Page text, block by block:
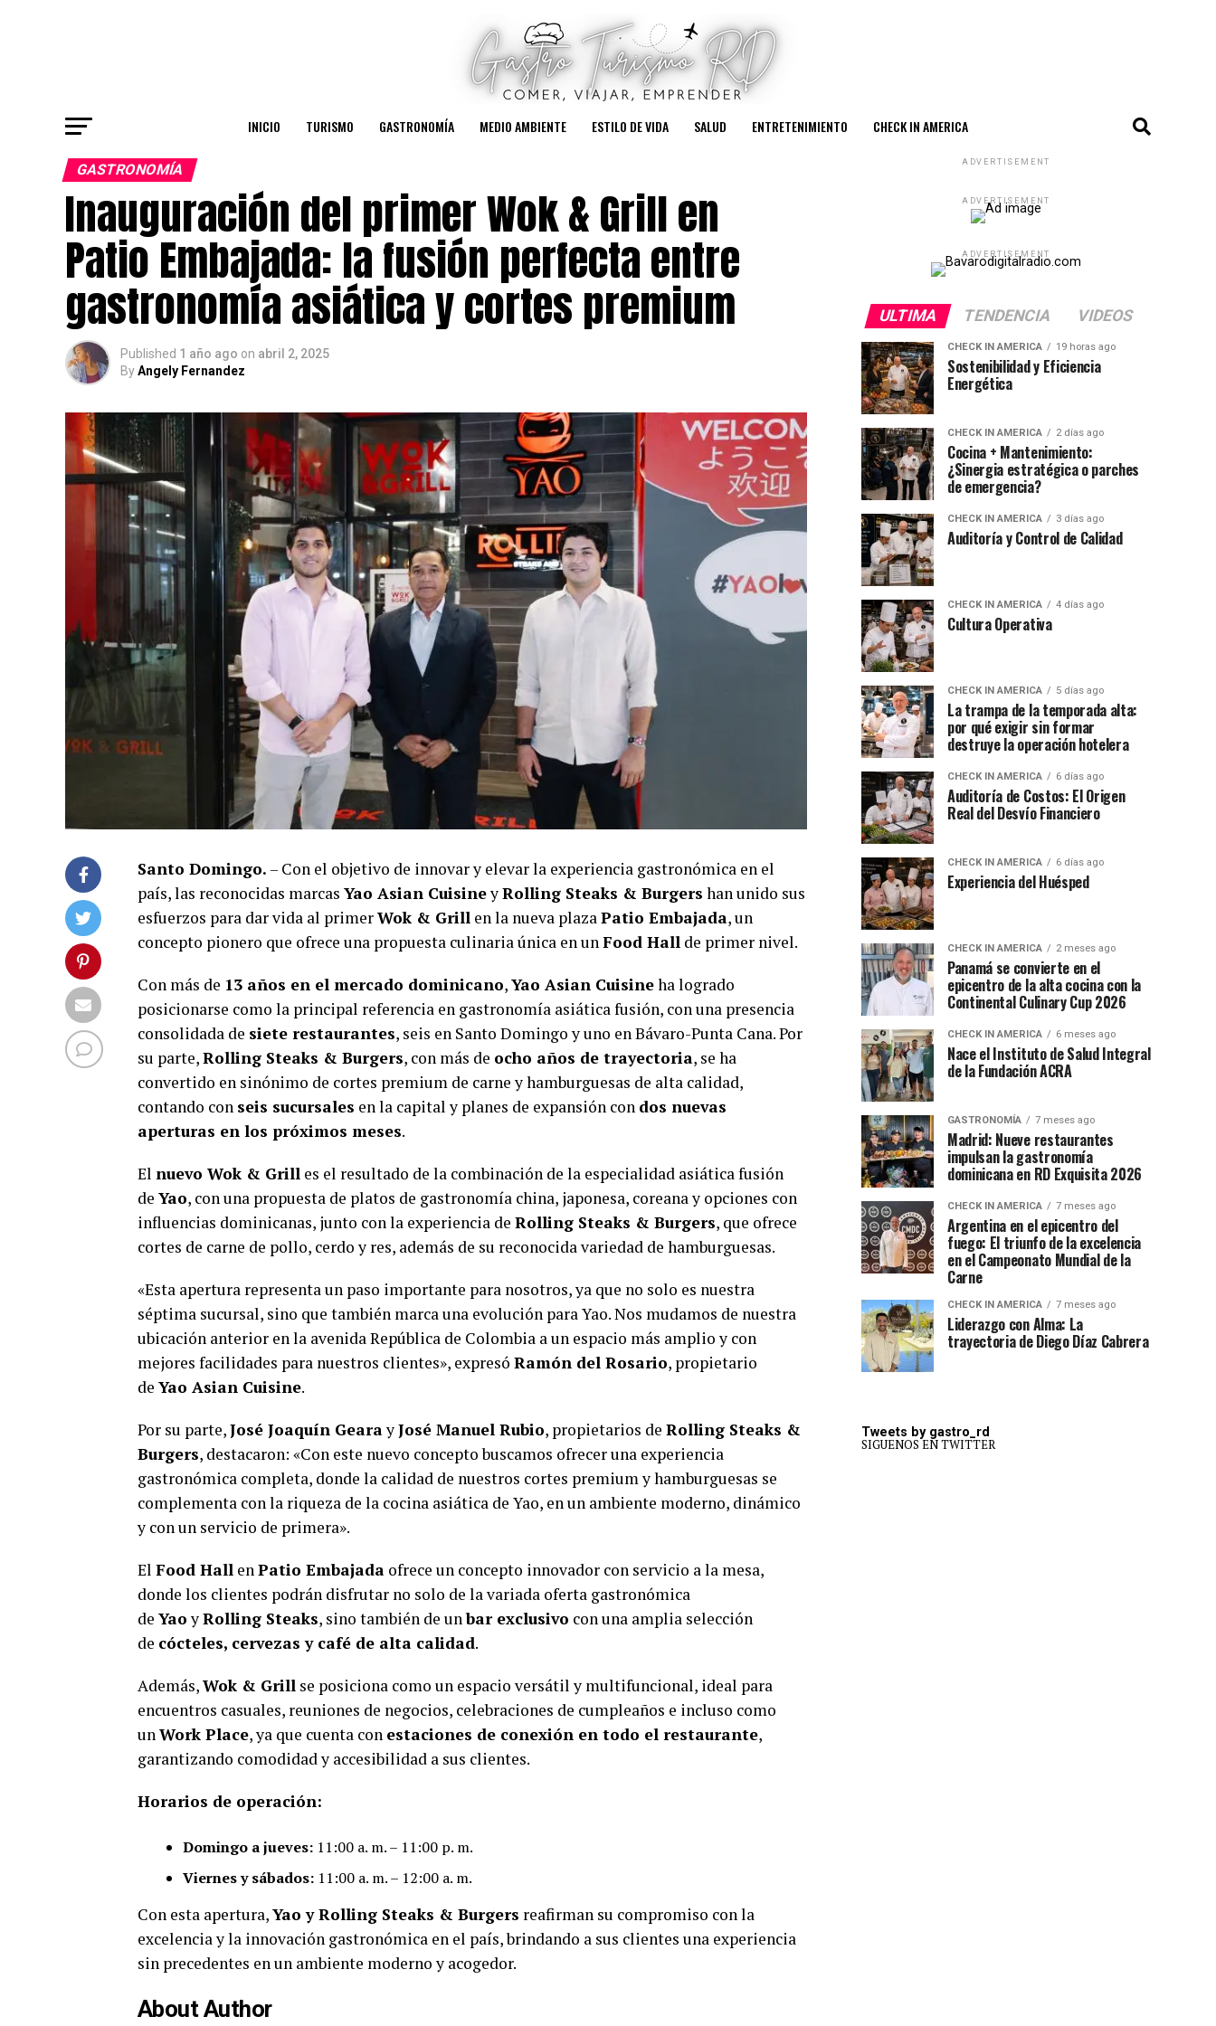
INICIO TURISMO GASTRONOMÍA MEDIO AMBIENTE ESTILO DE VIDA SALUD ENTRETENIMIENTO CHECK IN AMERICA
GASTRONOMÍA
Inauguración del primer Wok & Grill en
Patio Embajada: la fusión perfecta entre
gastronomía asiática y cortes premium
Published 1 año ago on abril 2, 2025
ByAngely Fernandez
Santo Domingo. – Con el objetivo de innovar y elevar la experiencia gastronómica en el
país, las reconocidas marcas Yao Asian CuisineyRolling Steaks & Burgers han unido sus
esfuerzos para dar vida al primerWok & Grill en la nueva plazaPatio Embajada, un
concepto pionero que ofrece una propuesta culinaria única en unFood Hall de primer nivel.
Con más de 13 años en el mercado dominicano,Yao Asian Cuisineha logrado
posicionarse como la principal referencia en gastronomía asiática fusión, con una presencia
consolidada de siete restaurantes, seis en Santo Domingo y uno en Bávaro-Punta Cana. Por
su parte,Rolling Steaks & Burgers, con más de ocho años de trayectoria, se ha
convertido en sinónimo de cortes premium de carne y hamburguesas de alta calidad,
contando con seis sucursales en la capital y planes de expansión con dos nuevas
aperturas en los próximos meses.
El nuevo Wok & Grill es el resultado de la combinación de la especialidad asiática fusión
de Yao, con una propuesta de platos de gastronomía china, japonesa, coreana y opciones con
influencias dominicanas, junto con la experiencia de Rolling Steaks & Burgers, que ofrece
cortes de carne de pollo, cerdo y res, además de su reconocida variedad de hamburguesas.
«Esta apertura representa un paso importante para nosotros, ya que no solo es nuestra
séptima sucursal, sino que también marca una evolución para Yao. Nos mudamos de nuestra
ubicación anterior en la avenida República de Colombia a un espacio más amplio y con
mejores facilidades para nuestros clientes», expresó Ramón del Rosario, propietario
de Yao Asian Cuisine.
Por su parte,José Joaquín GearayJosé Manuel Rubio, propietarios de Rolling Steaks &
Burgers, destacaron: «Con este nuevo concepto buscamos ofrecer una experiencia
gastronómica completa, donde la calidad de nuestros cortes premium y hamburguesas se
complementa con la riqueza de la cocina asiática de Yao, en un ambiente moderno, dinámico
y con un servicio de primera».
El Food Hall enPatio Embajada ofrece un concepto innovador con servicio a la mesa,
donde los clientes podrán disfrutar no solo de la variada oferta gastronómica
de YaoyRolling Steaks, sino también de unbar exclusivo con una amplia selección
de cócteles, cervezas y café de alta calidad.
Además,Wok & Grill se posiciona como un espacio versátil y multifuncional, ideal para
encuentros casuales, reuniones de negocios, celebraciones de cumpleaños e incluso como
unWork Place, ya que cuenta con estaciones de conexión en todo el restaurante,
garantizando comodidad y accesibilidad a sus clientes.
Horarios de operación:
Domingo a jueves: 11:00 a. m. – 11:00 p. m.
Viernes y sábados: 11:00 a. m. – 12:00 a. m.
Con esta apertura,Yao y Rolling Steaks & Burgers reafirman su compromiso con la
excelencia y la innovación gastronómica en el país, brindando a sus clientes una experiencia
sin precedentes en un ambiente moderno y acogedor.
About Author
ADVERTISEMENT
ADVERTISEMENT
ADVERTISEMENT
ULTIMA TENDENCIA VIDEOS
CHECK IN AMERICA 19 horas ago
Sostenibilidad y Eficiencia
Energética
CHECK IN AMERICA 2 días ago
Cocina + Mantenimiento:
¿Sinergia estratégica o parches
de emergencia?
CHECK IN AMERICA 3 días ago
Auditoría y Control de Calidad
CHECK IN AMERICA 4 días ago
Cultura Operativa
CHECK IN AMERICA 5 días ago
La trampa de la temporada alta:
por qué exigir sin formar
destruye la operación hotelera
CHECK IN AMERICA 6 días ago
Auditoría de Costos: El Origen
Real del Desvío Financiero
CHECK IN AMERICA 6 días ago
Experiencia del Huésped
CHECK IN AMERICA 2 meses ago
Panamá se convierte en el
epicentro de la alta cocina con la
Continental Culinary Cup 2026
CHECK IN AMERICA 6 meses ago
Nace el Instituto de Salud Integral
de la Fundación ACRA
GASTRONOMÍA 7 meses ago
Madrid: Nueve restaurantes
impulsan la gastronomía
dominicana en RD Exquisita 2026
CHECK IN AMERICA 7 meses ago
Argentina en el epicentro del
fuego: El triunfo de la excelencia
en el Campeonato Mundial de la
Carne
CHECK IN AMERICA 7 meses ago
Liderazgo con Alma: La
trayectoria de Diego Díaz Cabrera
Tweets by gastro_rd
SIGUENOS EN TWITTER